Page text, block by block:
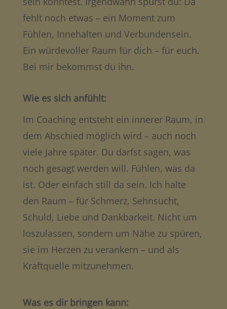
fehlt noch etwas – ein Moment zum
Fühlen, Innehalten und Verbundensein.
Ein würdevoller Raum für dich – für euch.
Bei mir bekommst du ihn.
Wie es sich anfühlt:
Im Coaching entsteht ein innerer Raum, in
dem Abschied möglich wird – auch noch
viele Jahre später. Du darfst sagen, was
noch gesagt werden will. Fühlen, was da
ist. Oder einfach still da sein. Ich halte
den Raum – für Schmerz, Sehnsucht,
Schuld, Liebe und Dankbarkeit. Nicht um
loszulassen, sondern um Nähe zu spüren,
sie im Herzen zu verankern – und als
Kraftquelle mitzunehmen.
Was es dir bringen kann: